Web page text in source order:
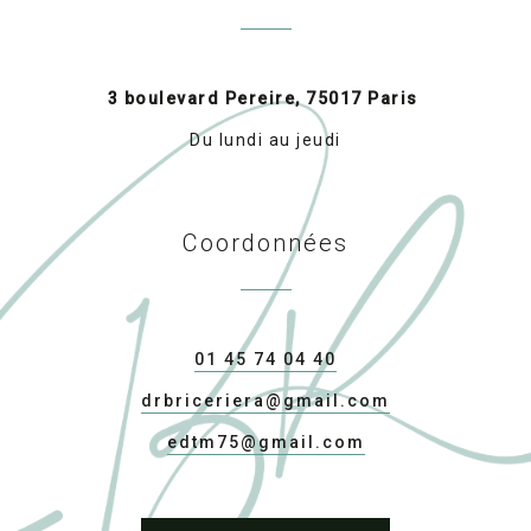
3 boulevard Pereire, 75017 Paris
Du lundi au jeudi
Coordonnées
01 45 74 04 40
drbriceriera@gmail.com
edtm75@gmail.com